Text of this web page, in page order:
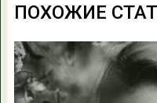
ПОХОЖИЕ